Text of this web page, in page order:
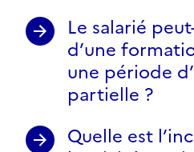
Le salarié
d’une
une période
partielle ?
Quelle est